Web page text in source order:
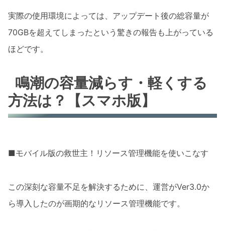
実際の使用環境によっては、アップデート後の総容量が
70GBを超えてしまったという驚きの報告も上がっている
ほどです。
鳴潮の容量減らす・軽くする
方法は？【スマホ版】
■モバイル版の救世主！リソース管理機能を使いこなす
この深刻な容量不足を解決するために、運営がVer3.0か
ら導入したのが画期的なリソース管理機能です。